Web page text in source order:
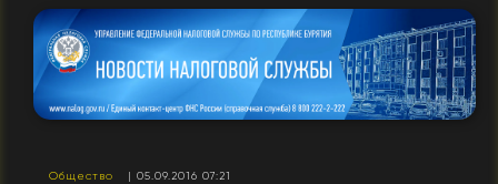
Общество | 05.09.2016 07:21